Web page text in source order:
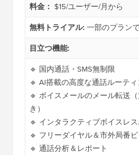
料金： $15/ユーザー/月から
無料トライアル: 一部のプラン
目立つ機能:
🔹 国内通話・SMS無制限
🔹 AI搭載の高度な通話ルーテ
🔹 ボイスメールのメール転送
き）
🔹 インタラクティブボイスレ
🔹 フリーダイヤル＆市外局番
🔹 通話分析＆レポート